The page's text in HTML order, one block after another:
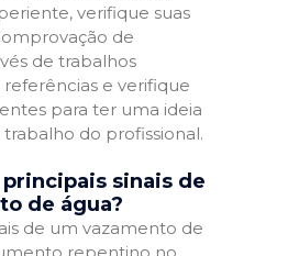
verifique suas
de
de trabalhos
referências e verifique
para ter uma ideia
do profissional.
principais sinais de
de água?
de um vazamento de